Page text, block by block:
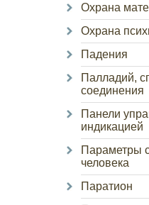
Охрана
Охрана
Падения
Палладий,
соединения
Панели
индикацией
Параметры
человека
Паратион